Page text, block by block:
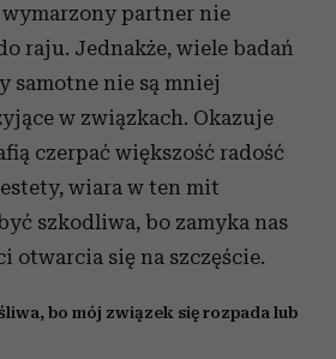
partner nie
raju. Jednakże, wiele badań
samotne nie są mniej
w związkach. Okazuje
czerpać większość radość
wiara w ten mit
szkodliwa, bo zamyka nas
otwarcia się na szczęście.
bo mój związek się rozpada lub